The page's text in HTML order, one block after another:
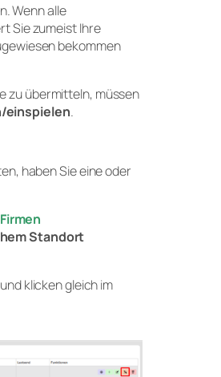
Wenn alle
Sie zumeist Ihre
bekommen
zu übermitteln, müssen
einspielen.
haben Sie eine oder
Standort
klicken gleich im